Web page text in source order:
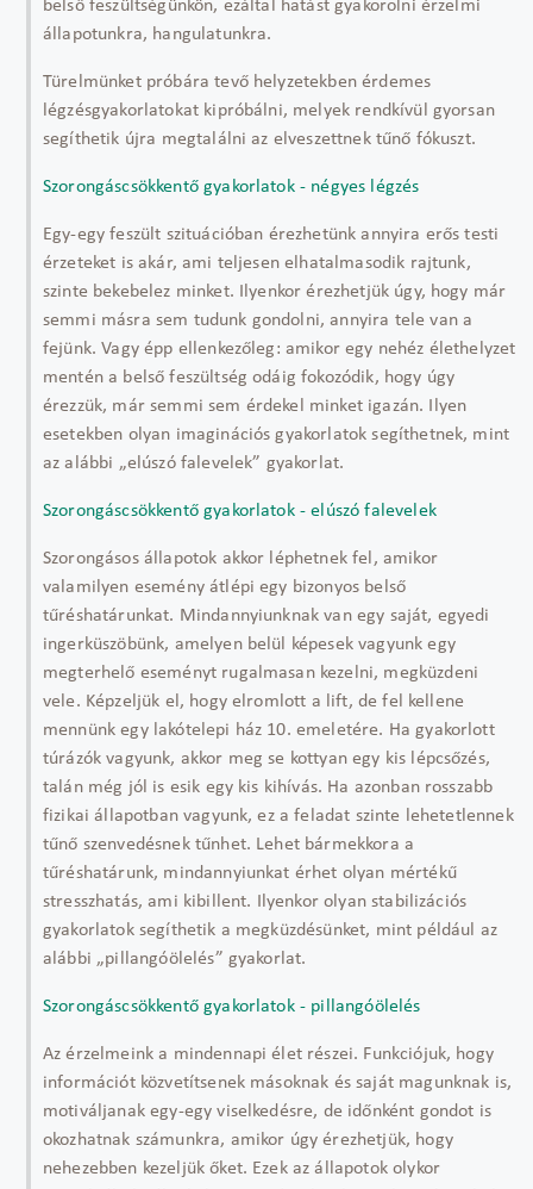
belső feszültségünkön, ezáltal hatást gyakorolni érzelmi
állapotunkra, hangulatunkra.
Türelmünket próbára tevő helyzetekben érdemes
légzésgyakorlatokat kipróbálni, melyek rendkívül gyorsan
segíthetik újra megtalálni az elveszettnek tűnő fókuszt.
Szorongáscsökkentő gyakorlatok - négyes légzés
Egy-egy feszült szituációban érezhetünk annyira erős testi
érzeteket is akár, ami teljesen elhatalmasodik rajtunk,
szinte bekebelez minket. Ilyenkor érezhetjük úgy, hogy már
semmi másra sem tudunk gondolni, annyira tele van a
fejünk. Vagy épp ellenkezőleg: amikor egy nehéz élethelyzet
mentén a belső feszültség odáig fokozódik, hogy úgy
érezzük, már semmi sem érdekel minket igazán. Ilyen
esetekben olyan imaginációs gyakorlatok segíthetnek, mint
az alábbi „elúszó falevelek” gyakorlat.
Szorongáscsökkentő gyakorlatok - elúszó falevelek
Szorongásos állapotok akkor léphetnek fel, amikor
valamilyen esemény átlépi egy bizonyos belső
tűréshatárunkat. Mindannyiunknak van egy saját, egyedi
ingerküszöbünk, amelyen belül képesek vagyunk egy
megterhelő eseményt rugalmasan kezelni, megküzdeni
vele. Képzeljük el, hogy elromlott a lift, de fel kellene
mennünk egy lakótelepi ház 10. emeletére. Ha gyakorlott
túrázók vagyunk, akkor meg se kottyan egy kis lépcsőzés,
talán még jól is esik egy kis kihívás. Ha azonban rosszabb
fizikai állapotban vagyunk, ez a feladat szinte lehetetlennek
tűnő szenvedésnek tűnhet. Lehet bármekkora a
tűréshatárunk, mindannyiunkat érhet olyan mértékű
stresszhatás, ami kibillent. Ilyenkor olyan stabilizációs
gyakorlatok segíthetik a megküzdésünket, mint például az
alábbi „pillangóölelés” gyakorlat.
Szorongáscsökkentő gyakorlatok - pillangóölelés
Az érzelmeink a mindennapi élet részei. Funkciójuk, hogy
információt közvetítsenek másoknak és saját magunknak is,
motiváljanak egy-egy viselkedésre, de időnként gondot is
okozhatnak számunkra, amikor úgy érezhetjük, hogy
nehezebben kezeljük őket. Ezek az állapotok olykor